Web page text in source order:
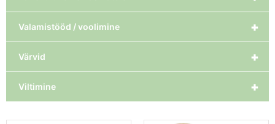
+
Valamistööd / voolimine
+
Värvid
+
Viltimine